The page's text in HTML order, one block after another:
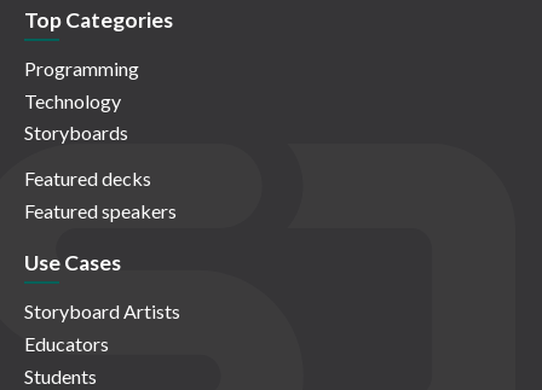
Top Categories
Programming
Technology
Storyboards
Featured decks
Featured speakers
Use Cases
Storyboard Artists
Educators
Students